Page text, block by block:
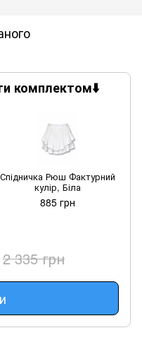
комплектом⬇️
Спідничка Рюш Фактурний
кулір, Біла
885 грн
2 335 грн